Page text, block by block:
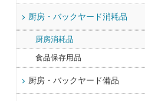
厨房・バックヤード消耗品
厨房消耗品
食品保存用品
厨房・バックヤード備品